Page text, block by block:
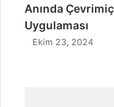
Anında
Uygulaması
Ekim 23, 2024